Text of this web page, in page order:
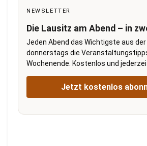
NEWSLETTER
Die Lausitz am Abend – in
Jeden Abend das Wichtigste aus der
donnerstags die
Wochenende. Kostenlos und
Jetzt kostenlos